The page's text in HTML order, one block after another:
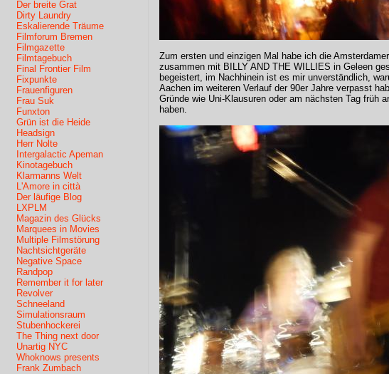
Der breite Grat
Dirty Laundry
Eskalierende Träume
Filmforum Bremen
Filmgazette
Filmtagebuch
Final Frontier Film
Fixpunkte
Frauenfiguren
Frau Suk
Funxton
Grün ist die Heide
Headsign
Herr Nolte
Intergalactic Apeman
Kinotagebuch
Klarmanns Welt
L'Amore in città
Der läufige Blog
LXPLM
Magazin des Glücks
Marquees in Movies
Multiple Filmstörung
Nachtsichtgeräte
Negative Space
Randpop
Remember it for later
Revolver
Schneeland
Simulationsraum
Stubenhockerei
The Thing next door
Unartig NYC
Whoknows presents
Frank Zumbach
Zum ersten und einzigen Mal habe ich die
zusammen mit BILLY AND THE WILLIES in Geleen
begeistert, im Nachhinein ist es mir unverständlich,
Aachen im weiteren Verlauf der 90er Jahre verpasst
Gründe wie Uni-Klausuren oder am nächsten Tag früh
haben.